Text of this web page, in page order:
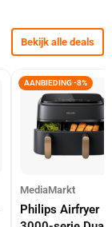
Bekijk alle deals
AANBIEDING -8%
MediaMarkt
Philips Airfryer